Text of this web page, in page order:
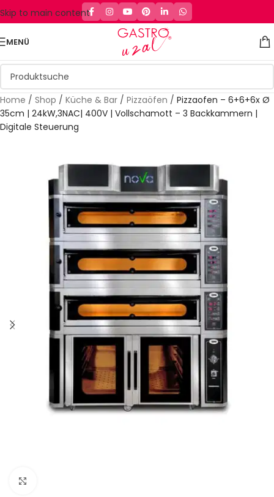
Skip to main content
MENÜ
Home / Shop / Küche & Bar / Pizzaöfen / Pizzaofen – 6+6+6x Ø
35cm | 24kW,3NAC| 400V | Vollschamott – 3 Backkammern |
Digitale Steuerung